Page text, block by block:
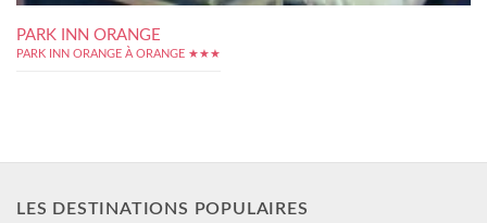
PARK INN ORANGE
PARK INN ORANGE À ORANGE ★★★
LES DESTINATIONS POPULAIRES